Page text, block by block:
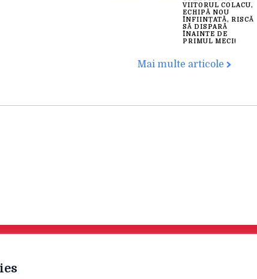
VIITORUL COLACU,
ECHIPĂ NOU
ÎNFIINȚATĂ, RISCĂ
SĂ DISPARĂ
ÎNAINTE DE
PRIMUL MECI!
Mai multe articole